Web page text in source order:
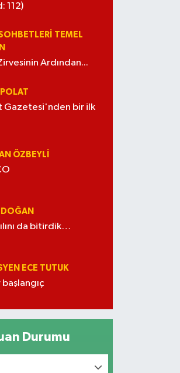
112)
TEMEL
Ardından...
Gazetesi'nden bir ilk
ÖZBEYLI
da bitirdik…
ECE TUTUK
başlangıç
Durumu